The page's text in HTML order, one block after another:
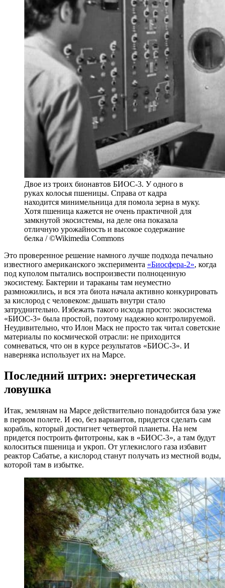
Двое из троих бионавтов БИОС-3. У одного в
руках колосья пшеницы. Справа от кадра
находится минимельница для помола зерна в муку.
Хотя пшеница кажется не очень практичной для
замкнутой экосистемы, на деле она показала
отличную урожайность и высокое содержание
белка / ©Wikimedia Commons
Это проверенное решение намного лучше подхода печально
известного американского эксперимента «Биосфера-2», когда
под куполом пытались воспроизвести полноценную
экосистему. Бактерии и тараканы там неуместно
размножились, и вся эта биота начала активно конкурировать
за кислород с человеком: дышать внутри стало
затруднительно. Избежать такого исхода просто: экосистема
«БИОС-3» была простой, поэтому надежно контролируемой.
Неудивительно, что Илон Маск не просто так читал советские
материалы по космической отрасли: не приходится
сомневаться, что он в курсе результатов «БИОС-3». И
наверняка использует их на Марсе.
Последний штрих: энергетическая
ловушка
Итак, землянам на Марсе действительно понадобится база уже
в первом полете. И ею, без вариантов, придется сделать сам
корабль, который достигнет четвертой планеты. На нем
придется построить фитотроны, как в «БИОС-3», а там будут
колоситься пшеница и укроп. От углекислого газа избавит
реактор Сабатье, а кислород станут получать из местной воды,
которой там в избытке.